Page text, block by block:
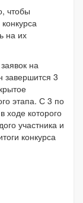
чтобы
на их
на
завершится 3
этапа. С 3 по
ходе которого
участника и
конкурса